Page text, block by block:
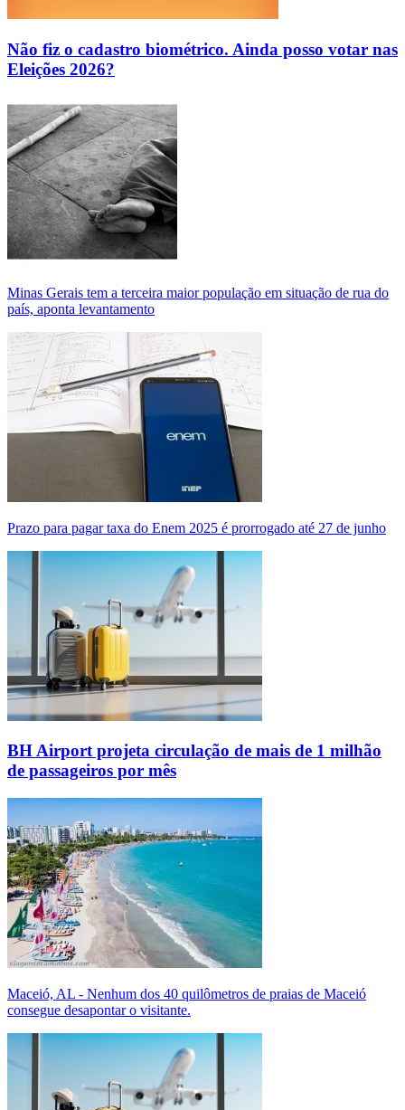
Não fiz o cadastro biométrico. Ainda posso votar nas
Eleições 2026?
Minas Gerais tem a terceira maior população em situação de rua do
país, aponta levantamento
Prazo para pagar taxa do Enem 2025 é prorrogado até 27 de junho
BH Airport projeta circulação de mais de 1 milhão
de passageiros por mês
Maceió, AL - Nenhum dos 40 quilômetros de praias de Maceió
consegue desapontar o visitante.